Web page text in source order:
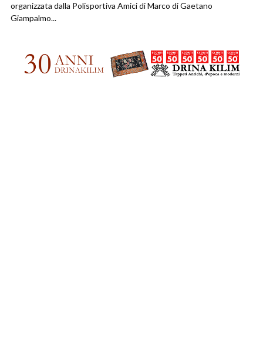
organizzata dalla Polisportiva Amici di Marco di Gaetano
Giampalmo...